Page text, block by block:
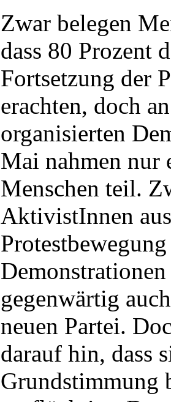
Zwar belegen
dass 80 Prozent
Fortsetzung der
erachten, doch
organisierten
Mai nahmen nur
Menschen teil.
AktivistInnen
gegenwärtig
neuen Partei.
darauf hin, dass
Grundstimmung